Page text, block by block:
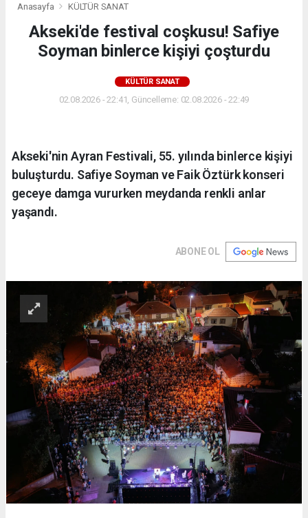
Anasayfa KÜLTÜR SANAT
Akseki'de festival coşkusu! Safiye
Soyman binlerce kişiyi çoşturdu
KÜLTÜR SANAT
02.08.2026 - 22:41, Güncelleme: 02.08.2026 - 22:49
Akseki'nin Ayran Festivali, 55. yılında binlerce kişiyi
buluşturdu. Safiye Soyman ve Faik Öztürk konseri
geceye damga vururken meydanda renkli anlar
yaşandı.
ABONE OL